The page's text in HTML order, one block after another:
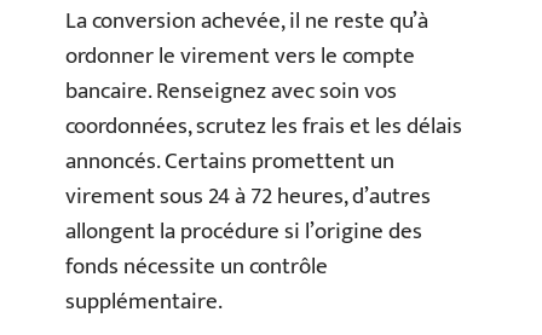
La conversion achevée, il ne reste qu’à
ordonner le virement vers le compte
bancaire. Renseignez avec soin vos
coordonnées, scrutez les frais et les délais
annoncés. Certains promettent un
virement sous 24 à 72 heures, d’autres
allongent la procédure si l’origine des
fonds nécessite un contrôle
supplémentaire.